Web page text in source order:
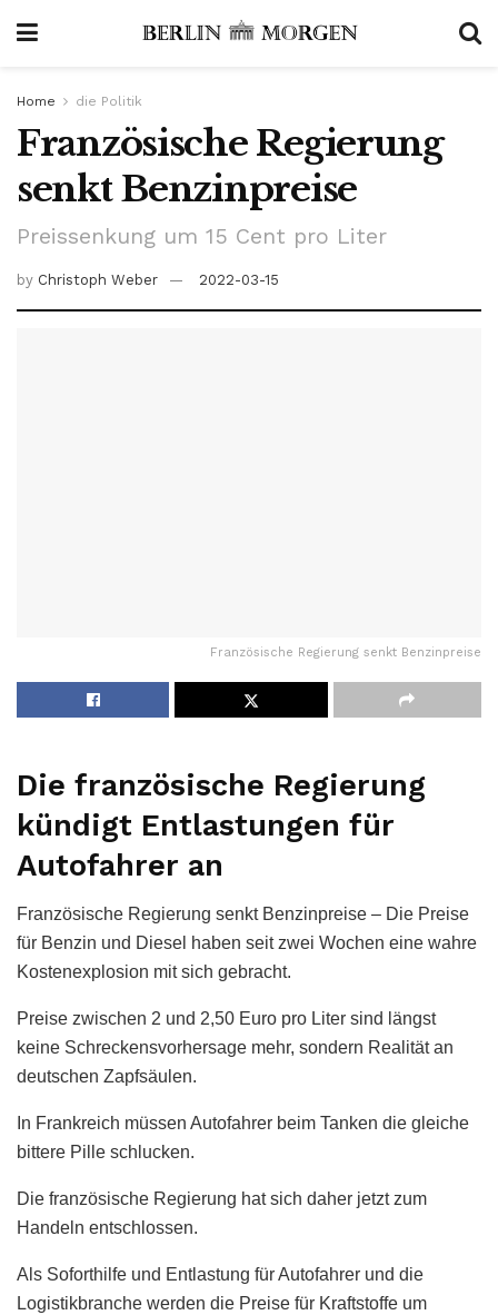
Home die Politik
Französische Regierung
senkt Benzinpreise
Preissenkung um 15 Cent pro Liter
by Christoph Weber 2022-03-15
Französische Regierung senkt Benzinpreise
Die französische Regierung
kündigt Entlastungen für
Autofahrer an
Französische Regierung senkt Benzinpreise – Die Preise
für Benzin und Diesel haben seit zwei Wochen eine wahre
Kostenexplosion mit sich gebracht.
Preise zwischen 2 und 2,50 Euro pro Liter sind längst
keine Schreckensvorhersage mehr, sondern Realität an
deutschen Zapfsäulen.
In Frankreich müssen Autofahrer beim Tanken die gleiche
bittere Pille schlucken.
Die französische Regierung hat sich daher jetzt zum
Handeln entschlossen.
Als Soforthilfe und Entlastung für Autofahrer und die
Logistikbranche werden die Preise für Kraftstoffe um